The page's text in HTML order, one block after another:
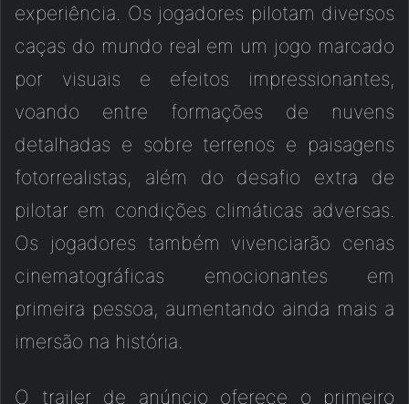
experiência. Os jogadores pilotam diversos
caças do mundo real em um jogo marcado
por visuais e efeitos impressionantes,
voando entre formações de nuvens
detalhadas e sobre terrenos e paisagens
fotorrealistas, além do desafio extra de
pilotar em condições climáticas adversas.
Os jogadores também vivenciarão cenas
cinematográficas emocionantes em
primeira pessoa, aumentando ainda mais a
imersão na história.
O trailer de anúncio oferece o primeiro